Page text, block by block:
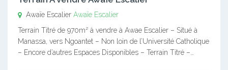
Awaïe Escalier Awaïe Escalier
Terrain Titré de 970m² à vendre à Awae Escalier – Situé à
Manassa, vers Ngoantet – Non loin de l’Université Catholique
– Encore d’autres Espaces Disponibles – Terrain Titré –…